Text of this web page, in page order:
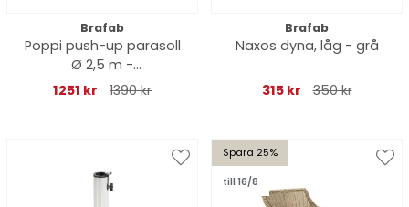
Brafab
Poppi push-up parasoll
Ø 2,5 m -
antracit/champagne
1251 kr 1390 kr
Brafab
Naxos dyna, låg - grå
315 kr 350 kr
Spara 25%
till 16/8